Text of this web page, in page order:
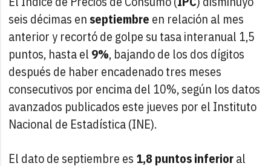
seis décimas en septiembre en relación al mes
anterior y recortó de golpe su tasa interanual 1,5
puntos, hasta el 9%, bajando de los dos dígitos
después de haber encadenado tres meses
consecutivos por encima del 10%, según los datos
avanzados publicados este jueves por el Instituto
Nacional de Estadística (INE).
El dato de septiembre es 1,8 puntos inferioral